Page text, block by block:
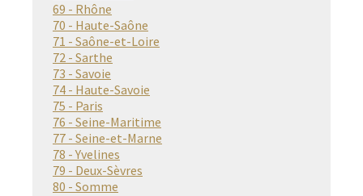
69 - Rhône
70 - Haute-Saône
71 - Saône-et-Loire
72 - Sarthe
73 - Savoie
74 - Haute-Savoie
75 - Paris
76 - Seine-Maritime
77 - Seine-et-Marne
78 - Yvelines
79 - Deux-Sèvres
80 - Somme